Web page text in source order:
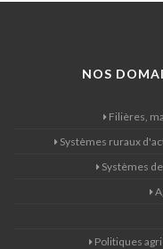
NOS
Filières,
Systèmes ruraux
Systèmes
Politiques